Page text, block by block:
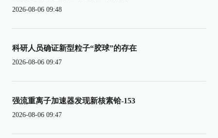
2026-08-06 09:48
科研人员确证新型粒子“胶球”的存在
2026-08-06 09:47
强流重离子加速器发现新核素铪-153
2026-08-06 09:47